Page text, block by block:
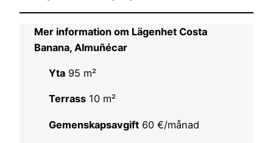
Mer information om Lägenhet Costa
Banana, Almuñécar
Yta 95 m²
Terrass 10 m²
Gemenskapsavgift 60 €/månad